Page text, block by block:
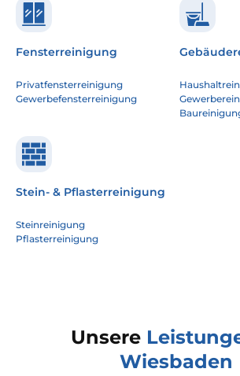
Fensterreinigung
Privatfensterreinigung
Gewerbefensterreinigung
Stein- & Pflasterreinigung
Steinreinigung
Pflasterreinigung
Unsere
Wiesbaden